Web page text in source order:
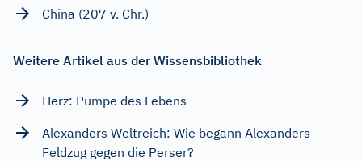
China (207 v. Chr.)
Weitere Artikel aus der Wissensbibliothek
Herz: Pumpe des Lebens
Alexanders Weltreich: Wie begann Alexanders
Feldzug gegen die Perser?